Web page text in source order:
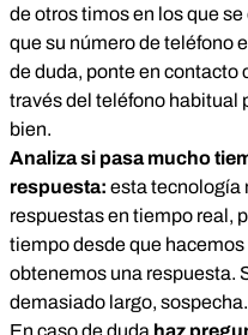
de otros timos en los que
que su número de teléfono
de duda, ponte en contacto
través del teléfono habitual
bien.
Analiza si pasa mucho
respuesta: esta tecnología
respuestas en tiempo real,
tiempo desde que
obtenemos una respuesta.
demasiado largo, sospecha.